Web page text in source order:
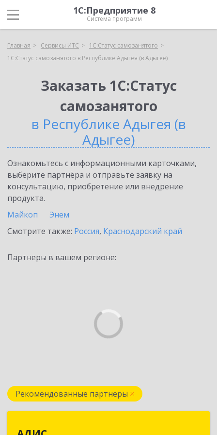
1С:Предприятие 8
Система программ
Главная Сервисы ИТС
1С:Статус самозанятого
1С:Статус самозанятого в Республике Адыгея (в Адыгее)
Заказать 1С:Статус
самозанятого
в Республике Адыгея (в
Адыгее)
Ознакомьтесь с информационными карточками,
выберите партнёра и отправьте заявку на
консультацию, приобретение или внедрение
продукта.
Майкоп
Энем
Смотрите также: Россия, Краснодарский край
Партнеры в вашем регионе:
Рекомендованные партнеры